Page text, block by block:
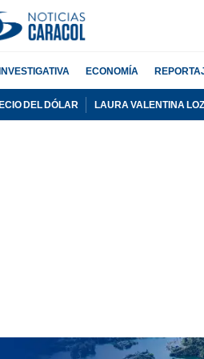
ECONOMÍA
DEL DÓLAR LAURA VALENTINA